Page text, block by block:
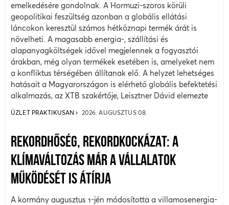
emelkedésére gondolnak. A Hormuzi-szoros körüli
geopolitikai feszültség azonban a globális ellátási
láncokon keresztül számos hétköznapi termék árát is
növelheti. A magasabb energia-, szállítási és
alapanyagköltségek idővel megjelennek a fogyasztói
árakban, még olyan termékek esetében is, amelyeket nem
a konfliktus térségében állítanak elő. A helyzet lehetséges
hatásait a Magyarországon is elérhető globális befektetési
alkalmazás, az XTB szakértője, Leisztner Dávid elemezte
ÜZLET PRAKTIKUSAN 2026. AUGUSZTUS 08.
REKORDHŐSÉG, REKORDKOCKÁZAT: A
KLÍMAVÁLTOZÁS MÁR A VÁLLALATOK
MŰKÖDÉSÉT IS ÁTÍRJA
A kormány augusztus 1-jén módosította a villamosenergia-